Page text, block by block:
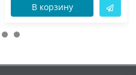
В корзину